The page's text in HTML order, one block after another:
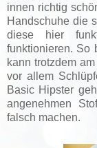
innen richtig
Handschuhe die
diese hier
funktionieren. So
kann trotzdem
vor allem
Basic Hipster
angenehmen
falsch machen.